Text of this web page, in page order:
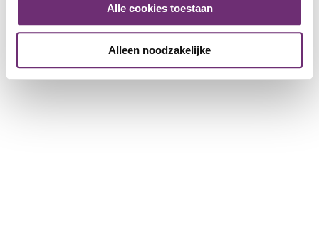
Alle cookies toestaan
Alleen noodzakelijke